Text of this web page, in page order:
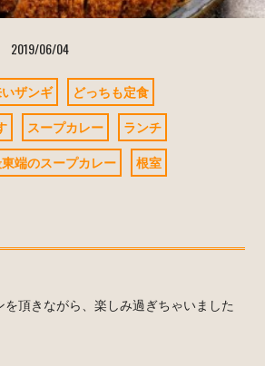
2019/06/04
ザンギ
どっちも定食
スープカレー
ランチ
端のスープカレー 根室
頂きながら、楽しみ過ぎちゃいました